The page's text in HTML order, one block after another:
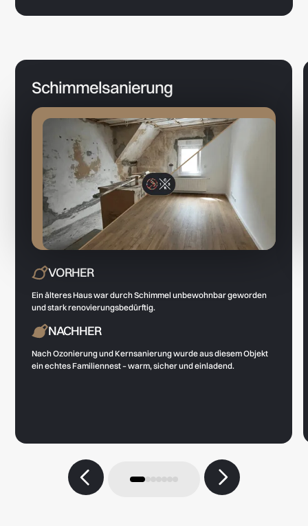
Schimmelsanierung
VORHER
Ein älteres Haus war durch Schimmel unbewohnbar geworden
und stark renovierungsbedürftig.
NACHHER
Nach Ozonierung und Kernsanierung wurde aus diesem Objekt
ein echtes Familiennest – warm, sicher und einladend.